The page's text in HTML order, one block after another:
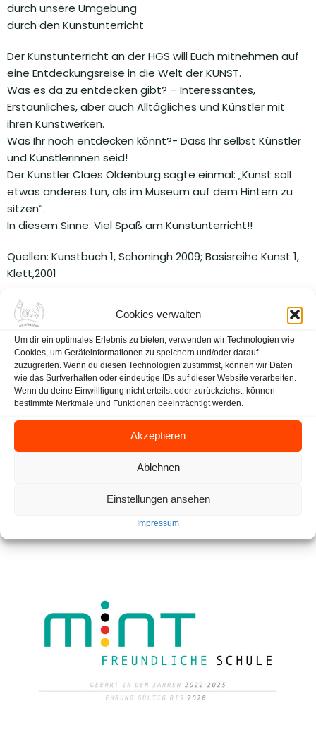
Cookies verwalten
Um dir ein optimales Erlebnis zu bieten, verwenden wir Technologien wie
Cookies, um Geräteinformationen zu speichern und/oder darauf
zuzugreifen. Wenn du diesen Technologien zustimmst, können wir Daten
wie das Surfverhalten oder eindeutige IDs auf dieser Website verarbeiten.
Wenn du deine Einwillligung nicht erteilst oder zurückziehst, können
bestimmte Merkmale und Funktionen beeinträchtigt werden.
Akzeptieren
Ablehnen
Einstellungen ansehen
Impressum
durch unsere Umgebung
durch den Kunstunterricht
Der Kunstunterricht an der HGS will Euch mitnehmen auf
eine Entdeckungsreise in die Welt der KUNST.
Was es da zu entdecken gibt? – Interessantes,
Erstaunliches, aber auch Alltägliches und Künstler mit
ihren Kunstwerken.
Was Ihr noch entdecken könnt?- Dass Ihr selbst Künstler
und Künstlerinnen seid!
Der Künstler Claes Oldenburg sagte einmal: „Kunst soll
etwas anderes tun, als im Museum auf dem Hintern zu
sitzen“.
In diesem Sinne: Viel Spaß am Kunstunterricht!!
Quellen: Kunstbuch 1, Schöningh 2009; Basisreihe Kunst 1,
Klett,2001
ZURÜCK